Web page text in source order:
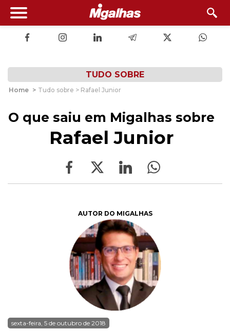
TUDO SOBRE
Home > Tudo sobre > Rafael Junior
O que saiu em Migalhas sobre
Rafael Junior
AUTOR DO MIGALHAS
sexta-feira, 5 de outubro de 2018